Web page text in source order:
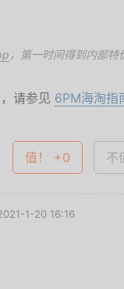
，第一时间得到内部特
请参见 6PM海淘指
值！ +0 不
1-20 16:16